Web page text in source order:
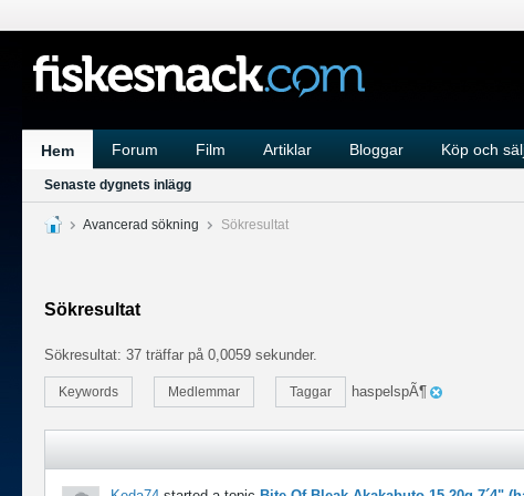
Hem Forum Film Artiklar Bloggar Köp och
Senaste dygnets inlägg
Avancerad sökning Sökresultat
Sökresultat
Sökresultat: 37 träffar på 0,0059 sekunder.
Keywords Medlemmar Taggar haspelspÃ¶